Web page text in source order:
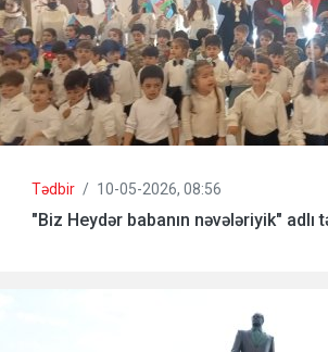
Tədbir / 10-05-2026, 08:56
"Biz Heydər babanın nəvələriyik" adlı